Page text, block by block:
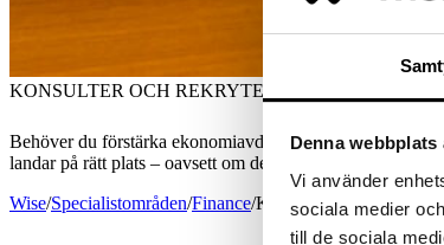
Denna
Vi använder
sociala medier
till de sociala
KONSULTER OCH REKRYTERING INOM
Behöver du förstärka ekonomiavdelningen i Karlstad?
landar på rätt plats – oavsett om det gäller en
Wise/Specialistområden/Finance/Karlstad